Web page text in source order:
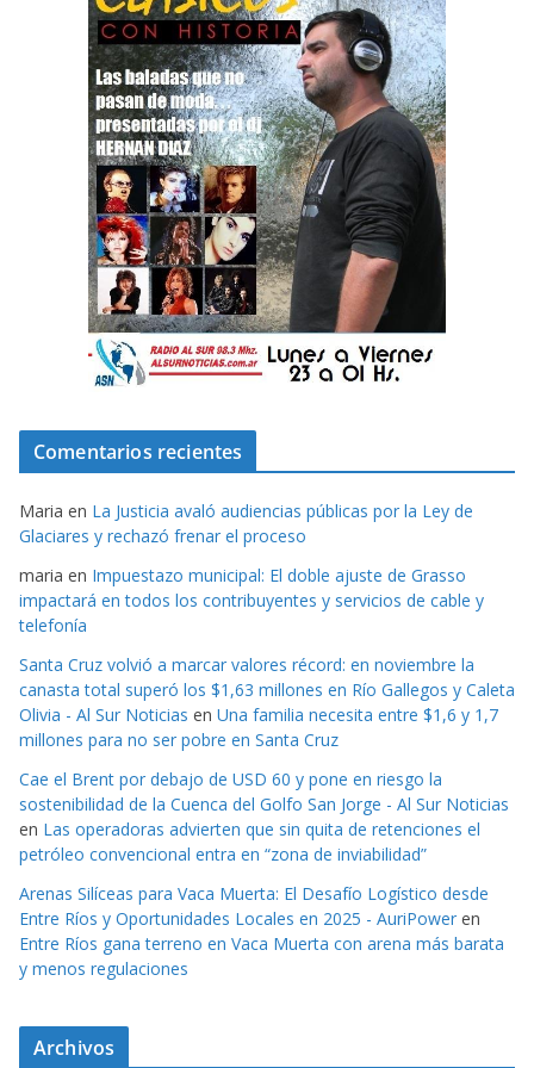
Comentarios recientes
Maria en La Justicia avaló audiencias públicas por la Ley de
Glaciares y rechazó frenar el proceso
maria en Impuestazo municipal: El doble ajuste de Grasso
impactará en todos los contribuyentes y servicios de cable y
telefonía
Santa Cruz volvió a marcar valores récord: en noviembre la
canasta total superó los $1,63 millones en Río Gallegos y Caleta
Olivia - Al Sur Noticias en Una familia necesita entre $1,6 y 1,7
millones para no ser pobre en Santa Cruz
Cae el Brent por debajo de USD 60 y pone en riesgo la
sostenibilidad de la Cuenca del Golfo San Jorge - Al Sur Noticias
en Las operadoras advierten que sin quita de retenciones el
petróleo convencional entra en “zona de inviabilidad”
Arenas Silíceas para Vaca Muerta: El Desafío Logístico desde
Entre Ríos y Oportunidades Locales en 2025 - AuriPower en
Entre Ríos gana terreno en Vaca Muerta con arena más barata
y menos regulaciones
Archivos